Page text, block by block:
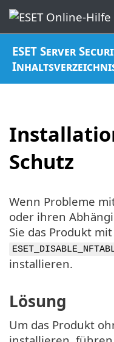
ESET Server
Schutz
Wenn Probleme
oder ihren
Sie das Produkt
installieren.
Lösung
Um das Produkt